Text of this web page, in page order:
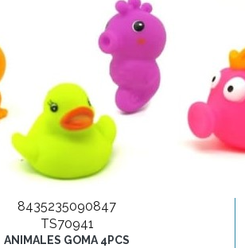
8435235090847
TS70941
ANIMALES GOMA 4PCS